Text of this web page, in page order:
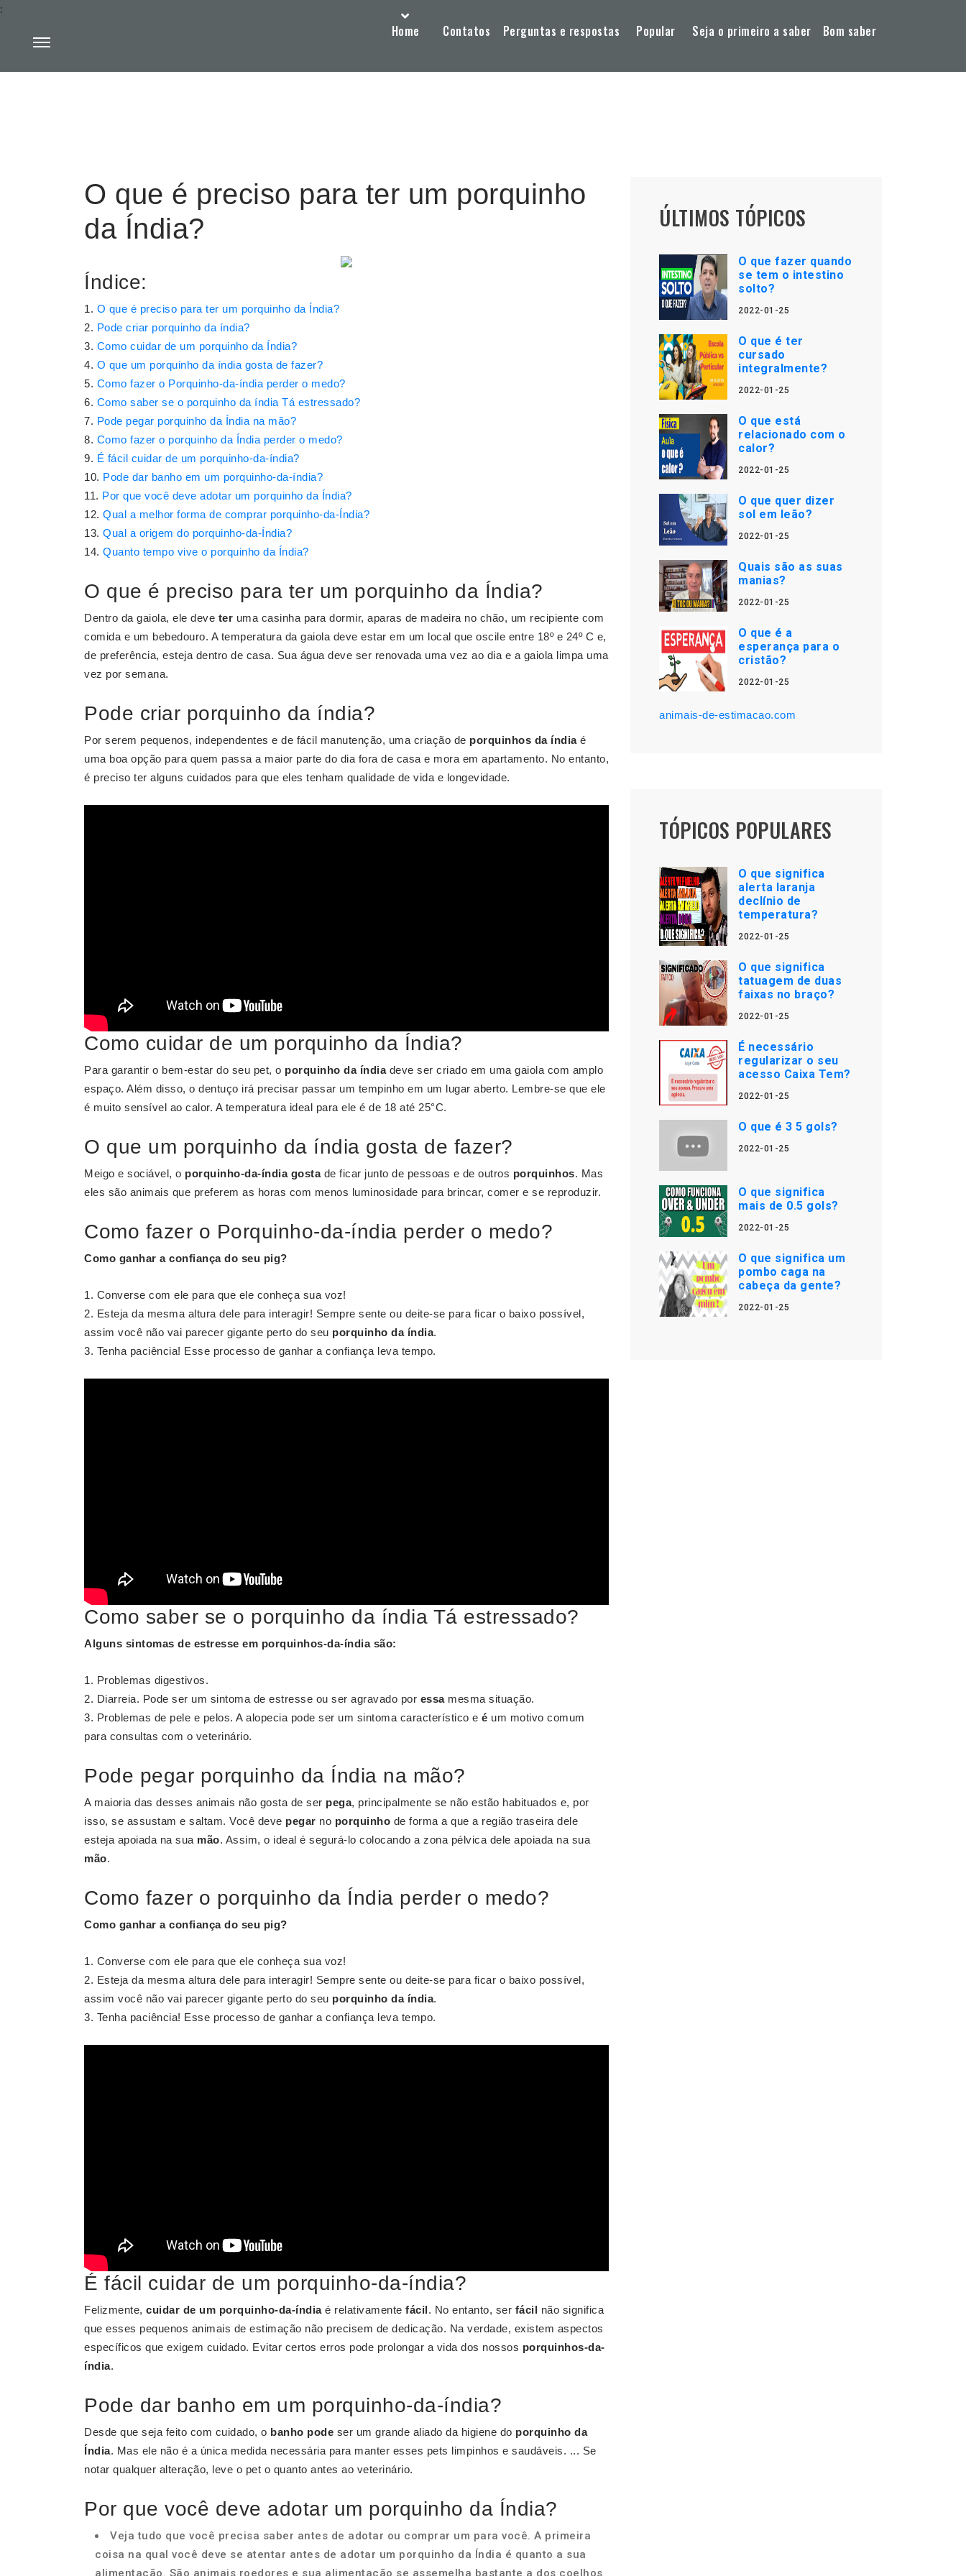
Home Contatos Perguntas e respostas Popular Seja o primeiro a saber Bom saber
:
O que é preciso para ter um porquinho
da Índia?
Índice:
O que é preciso para ter um porquinho da Índia?
Pode criar porquinho da índia?
Como cuidar de um porquinho da Índia?
O que um porquinho da índia gosta de fazer?
Como fazer o Porquinho-da-índia perder o medo?
Como saber se o porquinho da índia Tá estressado?
Pode pegar porquinho da Índia na mão?
Como fazer o porquinho da Índia perder o medo?
É fácil cuidar de um porquinho-da-índia?
Pode dar banho em um porquinho-da-índia?
Por que você deve adotar um porquinho da Índia?
Qual a melhor forma de comprar porquinho-da-Índia?
Qual a origem do porquinho-da-Índia?
Quanto tempo vive o porquinho da Índia?
O que é preciso para ter um porquinho da Índia?
Dentro da gaiola, ele deve ter uma casinha para dormir, aparas de madeira no chão, um recipiente com
comida e um bebedouro. A temperatura da gaiola deve estar em um local que oscile entre 18º e 24º C e,
de preferência, esteja dentro de casa. Sua água deve ser renovada uma vez ao dia e a gaiola limpa uma
vez por semana.
Pode criar porquinho da índia?
Por serem pequenos, independentes e de fácil manutenção, uma criação de porquinhos da índiaé
uma boa opção para quem passa a maior parte do dia fora de casa e mora em apartamento. No entanto,
é preciso ter alguns cuidados para que eles tenham qualidade de vida e longevidade.
Como cuidar de um porquinho da Índia?
Para garantir o bem-estar do seu pet, o porquinho da índiadeve ser criado em uma gaiola com amplo
espaço. Além disso, o dentuço irá precisar passar um tempinho em um lugar aberto. Lembre-se que ele
é muito sensível ao calor. A temperatura ideal para ele é de 18 até 25°C.
O que um porquinho da índia gosta de fazer?
Meigo e sociável, o porquinho-da-índia gostade ficar junto de pessoas e de outros porquinhos. Mas
eles são animais que preferem as horas com menos luminosidade para brincar, comer e se reproduzir.
Como fazer o Porquinho-da-índia perder o medo?
Como ganhar a confiança do seu pig?
Converse com ele para que ele conheça sua voz!
Esteja da mesma altura dele para interagir! Sempre sente ou deite-se para ficar o baixo possível,
assim você não vai parecer gigante perto do seu porquinho da índia.
Tenha paciência! Esse processo de ganhar a confiança leva tempo.
Como saber se o porquinho da índia Tá estressado?
Alguns sintomas de estresse em porquinhos-da-índiasão:
Problemas digestivos.
Diarreia. Pode ser um sintoma de estresse ou ser agravado por essamesma situação.
Problemas de pele e pelos. A alopecia pode ser um sintoma característico e é um motivo comum
para consultas com o veterinário.
Pode pegar porquinho da Índia na mão?
A maioria das desses animais não gosta de ser pega, principalmente se não estão habituados e, por
isso, se assustam e saltam. Você deve pegar no porquinho de forma a que a região traseira dele
esteja apoiada na sua mão. Assim, o ideal é segurá-lo colocando a zona pélvica dele apoiada na sua
mão.
Como fazer o porquinho da Índia perder o medo?
Como ganhar a confiança do seu pig?
Converse com ele para que ele conheça sua voz!
Esteja da mesma altura dele para interagir! Sempre sente ou deite-se para ficar o baixo possível,
assim você não vai parecer gigante perto do seu porquinho da índia.
Tenha paciência! Esse processo de ganhar a confiança leva tempo.
É fácil cuidar de um porquinho-da-índia?
Felizmente, cuidar de um porquinho-da-índiaé relativamente fácil. No entanto, ser fácil não significa
que esses pequenos animais de estimação não precisem de dedicação. Na verdade, existem aspectos
específicos que exigem cuidado. Evitar certos erros pode prolongar a vida dos nossos porquinhos-da-
índia.
Pode dar banho em um porquinho-da-índia?
Desde que seja feito com cuidado, o banho pode ser um grande aliado da higiene do porquinho da
Índia. Mas ele não é a única medida necessária para manter esses pets limpinhos e saudáveis. ... Se
notar qualquer alteração, leve o pet o quanto antes ao veterinário.
Por que você deve adotar um porquinho da Índia?
Veja tudo que você precisa saber antes de adotar ou comprar um para você. A primeira
coisa na qual você deve se atentar antes de adotar um porquinho da Índia é quanto a sua
alimentação. São animais roedores e sua alimentação se assemelha bastante a dos coelhos
ÚLTIMOS TÓPICOS
O que fazer quando
se tem o intestino
solto?
2022-01-25
O que é ter
cursado
integralmente?
2022-01-25
O que está
relacionado com o
calor?
2022-01-25
O que quer dizer
sol em leão?
2022-01-25
Quais são as suas
manias?
2022-01-25
O que é a
esperança para o
cristão?
2022-01-25
animais-de-estimacao.com
TÓPICOS POPULARES
O que significa
alerta laranja
declínio de
temperatura?
2022-01-25
O que significa
tatuagem de duas
faixas no braço?
2022-01-25
É necessário
regularizar o seu
acesso Caixa Tem?
2022-01-25
O que é 3 5 gols?
2022-01-25
O que significa
mais de 0.5 gols?
2022-01-25
O que significa um
pombo caga na
cabeça da gente?
2022-01-25